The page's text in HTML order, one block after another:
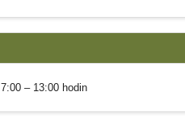
7:00 – 13:00 hodin